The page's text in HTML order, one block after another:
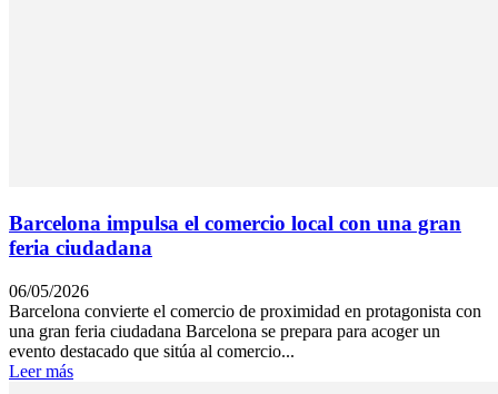
Barcelona impulsa el comercio local con una gran
feria ciudadana
06/05/2026
Barcelona convierte el comercio de proximidad en protagonista con
una gran feria ciudadana Barcelona se prepara para acoger un
evento destacado que sitúa al comercio...
Leer más